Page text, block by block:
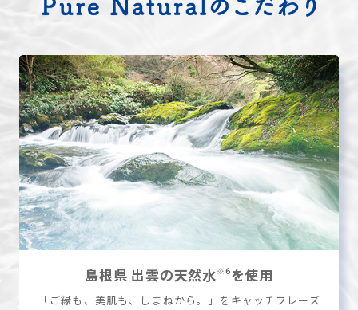
島根県 出雲の天然水※6を使用
「ご縁も、美肌も、しまねから。」をキャッチフレーズ